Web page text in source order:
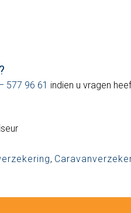
577 96 61 indien u vragen
,